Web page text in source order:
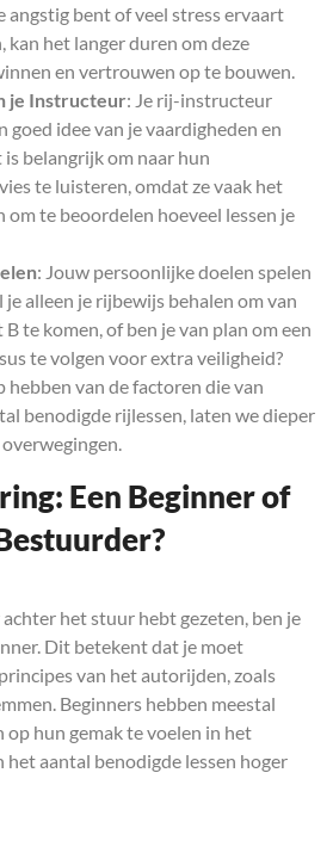
angstig bent of veel stress ervaart
kan het langer duren om deze
en vertrouwen op te bouwen.
je Instructeur: Je rij-instructeur
goed idee van je vaardigheden en
belangrijk om naar hun
te luisteren, omdat ze vaak het
om te beoordelen hoeveel lessen je
: Jouw persoonlijke doelen spelen
alleen je rijbewijs behalen om van
te komen, of ben je van plan om een
te volgen voor extra veiligheid?
hebben van de factoren die van
benodigde rijlessen, laten we dieper
Een Beginner of
het stuur hebt gezeten, ben je
Dit betekent dat je moet
van het autorijden, zoals
Beginners hebben meestal
op hun gemak te voelen in het
het aantal benodigde lessen hoger